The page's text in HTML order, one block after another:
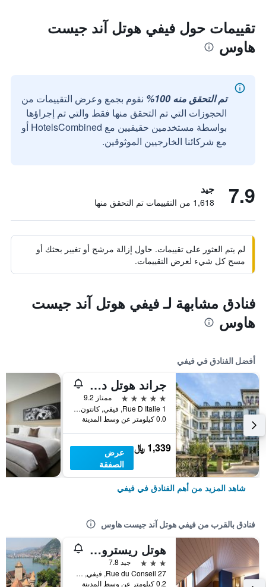
تقييمات حول فيفي هوتل آند جيست
هاوس
تم التحقق منه 100%
نقوم بجمع وعرض التقييمات من
الحجوزات التي تم التحقق منها فقط والتي تم إجراؤها
بواسطة مستخدمين حقيقيين مع HotelsCombined أو
مع شركائنا الخارجيين الموثوقين.
7.9 جيد
1,618 من التقييمات تم التحقق منها
لم يتم العثور على تقييمات. حاول إزالة مرشح أو تغيير بحثك أو
مسح كل شيء لعرض التقييمات.
فنادق مشابهة لـ فيفي هوتل آند جيست
هاوس
أفضل الفنادق في فيفي
جراند هوتل دو لاك - ريلي آند شاتو
5 نجوم
ممتاز 9.2
1 Rue D Italie, فيفي, كانتون فود, سويسرا
0.0 كيلومتر عن وسط المدينة
1,339 ﷼
عرض
الصفقة
شاهد المزيد من أهم الفنادق في فيفي
فنادق بالقرب من فيفي هوتل آند جيست هاوس
هوتل ريسترونت ليه نيجوسيانتس
3 نجوم
جيد 7.8
Rue du Conseil 27, فيفي, كانتون فود, سويسرا
0.2 كيلومتر عن وسط المدينة